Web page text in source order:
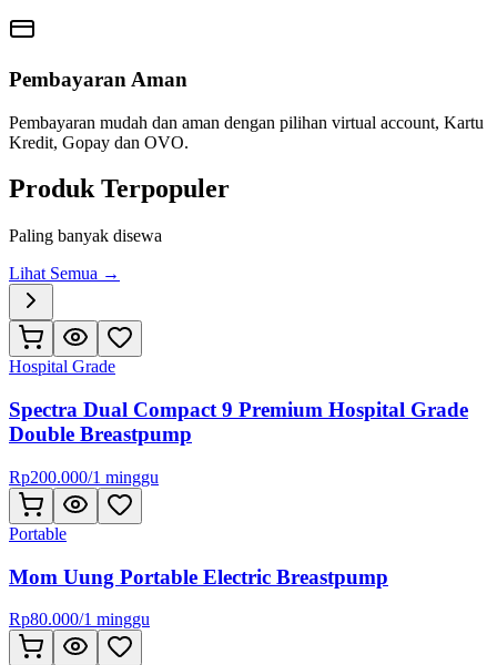
Pembayaran Aman
Pembayaran mudah dan aman dengan pilihan virtual account, Kartu
Kredit, Gopay dan OVO.
Produk Terpopuler
Paling banyak disewa
Lihat Semua →
Hospital Grade
Spectra Dual Compact 9 Premium Hospital Grade
Double Breastpump
Rp200.000/1 minggu
Portable
Mom Uung Portable Electric Breastpump
Rp80.000/1 minggu